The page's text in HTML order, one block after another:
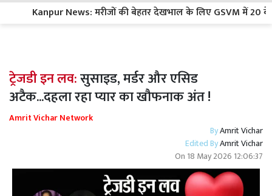
Kanpur News: मरीजों की बेहतर देखभाल के लिए GSVM में 20
ट्रेजडी इन लव:सुसाइड, मर्डर और एसिड
अटैक...दहला रहा प्यार का खौफनाक अंत !
Amrit Vichar Network
ByAmrit Vichar
Edited ByAmrit Vichar
On 18 May 2026 12:06:37